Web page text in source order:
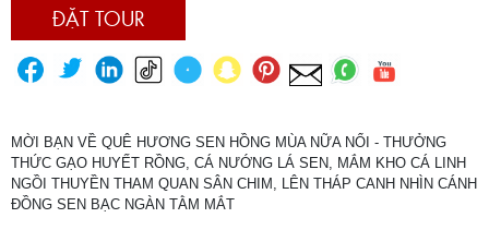
ĐẶT TOUR
MỜI BẠN VỀ QUÊ HƯƠNG SEN HỒNG MÙA NỮA NỔI - THƯỞNG
THỨC GẠO HUYẾT RỒNG, CÁ NƯỚNG LÁ SEN, MẮM KHO CÁ LINH
NGỒI THUYỀN THAM QUAN SÂN CHIM, LÊN THÁP CANH NHÌN CÁNH
ĐỒNG SEN BẠC NGÀN TẰM MẮT